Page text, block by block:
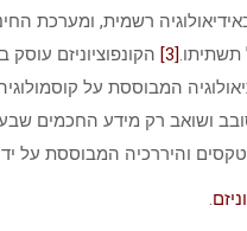
רשמית, ומערכת
[3]
הקונפוציוניזם
המבוססת על
ושואב רק מידע החכמים
והיררכיה המבוססת על
.